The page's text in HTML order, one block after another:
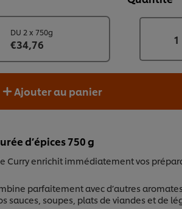
DU 2 x 750g
€34,76
Ajouter au panier
d’épices 750 g
Curry enrichit immédiatement vos
parfaitement avec d’autres
sauces, soupes, plats de viandes et de